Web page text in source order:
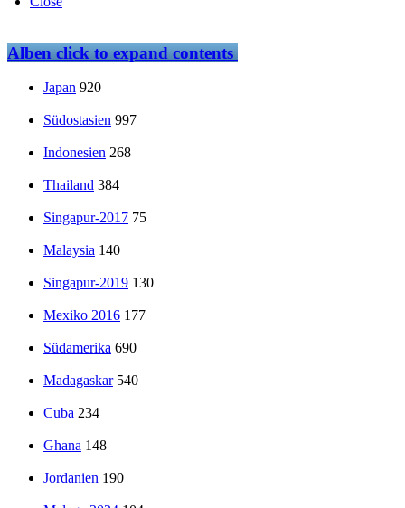
Albenclick to expand contents
Japan 920
Südostasien 997
Indonesien 268
Thailand 384
Singapur-2017 75
Malaysia 140
Singapur-2019 130
Mexiko 2016 177
Südamerika 690
Madagaskar 540
Cuba 234
Ghana 148
Jordanien 190